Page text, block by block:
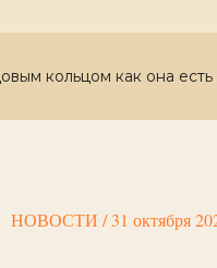
кольцом как она есть
НОВОСТИ /31 октября